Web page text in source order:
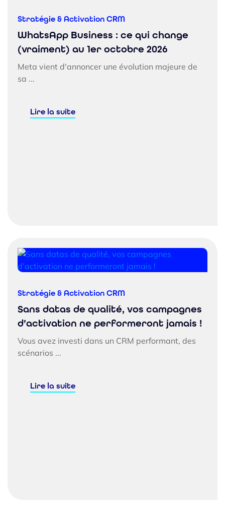
Stratégie & Activation CRM
WhatsApp Business : ce qui change
(vraiment) au 1er octobre 2026
Meta vient d'annoncer une évolution majeure de
sa ...
Lire la suite
Stratégie & Activation CRM
Sans datas de qualité, vos campagnes
d’activation ne performeront jamais !
Vous avez investi dans un CRM performant, des
scénarios ...
Lire la suite